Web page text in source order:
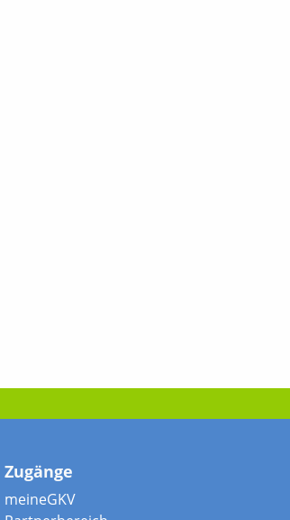
Zugänge
meineGKV